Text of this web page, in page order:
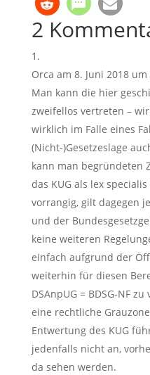
2
Orca am 8. Juni 2018 um
Man kann die hier
zweifellos vertreten –
wirklich im Falle eines
(Nicht-)Gesetzeslage
kann man begründeten
das KUG als lex
vorrangig, gilt dagegen
und der
keine weiteren
einfach aufgrund der
weiterhin für diesen
DSAnpUG = BDSG-NF
eine rechtliche
Entwertung des KUG
jedenfalls nicht an,
da sehen werden.